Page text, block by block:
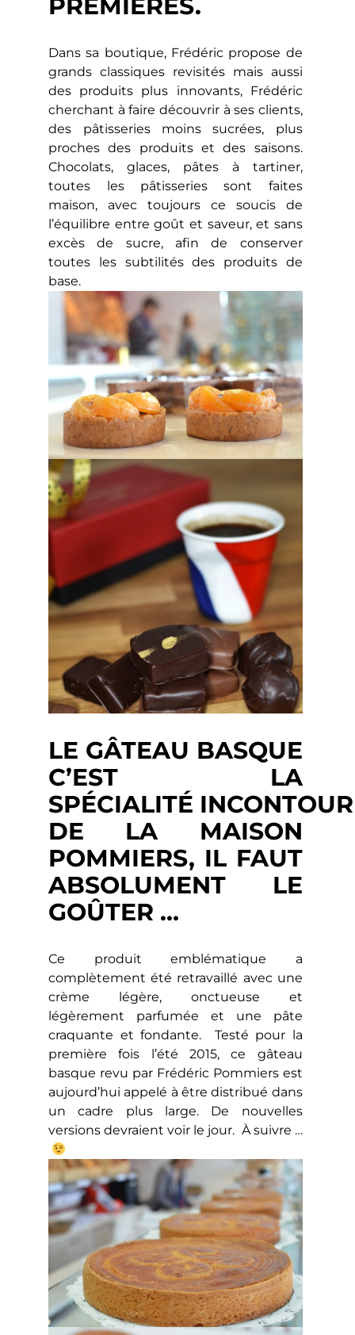
Dans sa boutique, Frédéric propose de
grands classiques revisités mais aussi
des produits plus innovants, Frédéric
cherchant à faire découvrir à ses clients,
des pâtisseries moins sucrées, plus
proches des produits et des saisons.
Chocolats, glaces, pâtes à tartiner,
toutes les pâtisseries sont faites
maison, avec toujours ce soucis de
l’équilibre entre goût et saveur, et sans
excès de sucre, afin de conserver
toutes les subtilités des produits de
base.
LE GÂTEAU BASQUE
C’EST LA
SPÉCIALITÉ
DE LA MAISON
POMMIERS, IL FAUT
ABSOLUMENT LE
GOÛTER …
Ce produit emblématique a
complètement été retravaillé avec une
crème légère, onctueuse et
légèrement parfumée et une pâte
craquante et fondante. Testé pour la
première fois l’été 2015, ce gâteau
basque revu par Frédéric Pommiers est
aujourd’hui appelé à être distribué dans
un cadre plus large. De nouvelles
versions devraient voir le jour. À suivre …